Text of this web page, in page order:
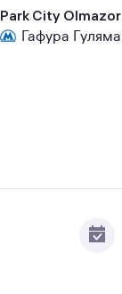
Park City Olmazor
Гафура Гуляма